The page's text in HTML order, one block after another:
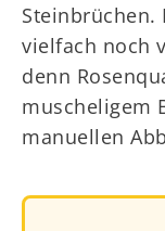
Steinbrüchen.
vielfach noch
denn
muscheligem
manuellen